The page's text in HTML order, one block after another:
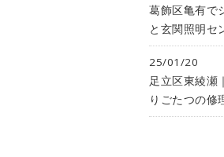
葛飾区亀有で
と玄関照明セ
25/01/20
足立区東綾瀬
りごたつの修